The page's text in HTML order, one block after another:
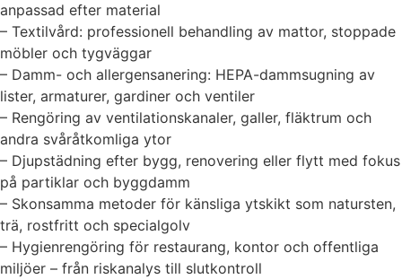
anpassad efter material
– Textilvård: professionell behandling av mattor, stoppade
möbler och tygväggar
– Damm- och allergensanering: HEPA-dammsugning av
lister, armaturer, gardiner och ventiler
– Rengöring av ventilationskanaler, galler, fläktrum och
andra svåråtkomliga ytor
– Djupstädning efter bygg, renovering eller flytt med fokus
på partiklar och byggdamm
– Skonsamma metoder för känsliga ytskikt som natursten,
trä, rostfritt och specialgolv
– Hygienrengöring för restaurang, kontor och offentliga
miljöer – från riskanalys till slutkontroll